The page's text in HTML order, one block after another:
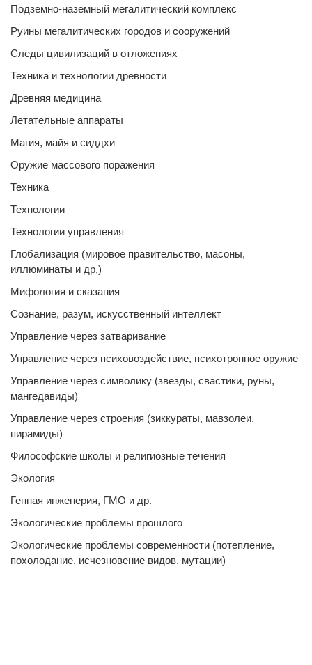
Подземно-наземный мегалитический комплекс
Руины мегалитических городов и сооружений
Следы цивилизаций в отложениях
Техника и технологии древности
Древняя медицина
Летательные аппараты
Магия, майя и сиддхи
Оружие массового поражения
Техника
Технологии
Технологии управления
Глобализация (мировое правительство, масоны,
иллюминаты и др,)
Мифология и сказания
Сознание, разум, искусственный интеллект
Управление через затваривание
Управление через психовоздействие, психотронное оружие
Управление через символику (звезды, свастики, руны,
мангедавиды)
Управление через строения (зиккураты, мавзолеи,
пирамиды)
Философские школы и религиозные течения
Экология
Генная инженерия, ГМО и др.
Экологические проблемы прошлого
Экологические проблемы современности (потепление,
похолодание, исчезновение видов, мутации)